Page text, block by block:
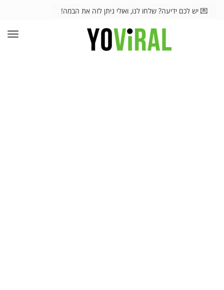
💌 יש לכם ידיעה? שלחו לנו, ואולי ניתן לזה את הבמה!